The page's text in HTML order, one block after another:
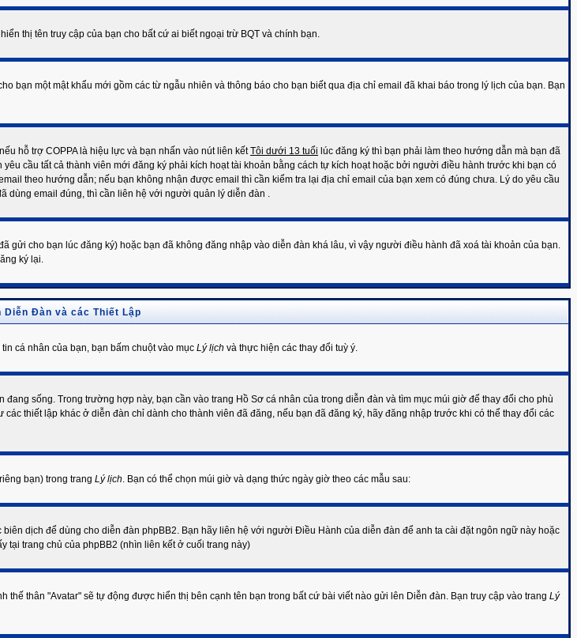
thị tên truy cập của bạn cho bất cứ ai biết ngoại trừ BQT và chính bạn.
bạn một mật khẩu mới gồm các từ ngẫu nhiên và thông báo cho bạn biết qua địa chỉ email đã khai báo trong lý lịch của bạn. Bạn
hỗ trợ COPPA là hiệu lực và bạn nhấn vào nút liên kếtTôi dưới 13 tuổi lúc đăng ký thì bạn phải làm theo hướng dẫn mà bạn đã
cầu tất cả thành viên mới đăng ký phải kích hoạt tài khoản bằng cách tự kích hoạt hoặc bởi người điều hành trước khi bạn có
theo hướng dẫn; nếu bạn không nhận được email thì cần kiểm tra lại địa chỉ email của bạn xem có đúng chưa. Lý do yêu cầu
dùng email đúng, thì cần liên hệ với người quản lý diễn đàn .
gửi cho bạn lúc đăng ký) hoặc bạn đã không đăng nhập vào diễn đàn khá lâu, vì vậy người điều hành đã xoá tài khoản của bạn.
ký lại.
Diễn Đàn và các Thiết Lập
cá nhân của bạn, bạn bấm chuột vào mục Lý lịch và thực hiện các thay đổi tuỳ ý.
sống. Trong trường hợp này, bạn cần vào trang Hồ Sơ cá nhân của trong diễn đàn và tìm mục múi giờ để thay đổi cho phù
thiết lập khác ở diễn đàn chỉ dành cho thành viên đã đăng, nếu bạn đã đăng ký, hãy đăng nhập trước khi có thể thay đổi các
bạn) trong trang Lý lịch. Bạn có thể chọn múi giờ và dạng thức ngày giờ theo các mẫu sau:
dịch để dùng cho diễn đàn phpBB2. Bạn hãy liên hệ với người Điều Hành của diễn đàn để anh ta cài đặt ngôn ngữ này hoặc
tại trang chủ của phpBB2 (nhìn liên kết ở cuối trang này)
thân "Avatar" sẽ tự động được hiển thị bên cạnh tên bạn trong bất cứ bài viết nào gửi lên Diễn đàn. Bạn truy cập vào trang Lý